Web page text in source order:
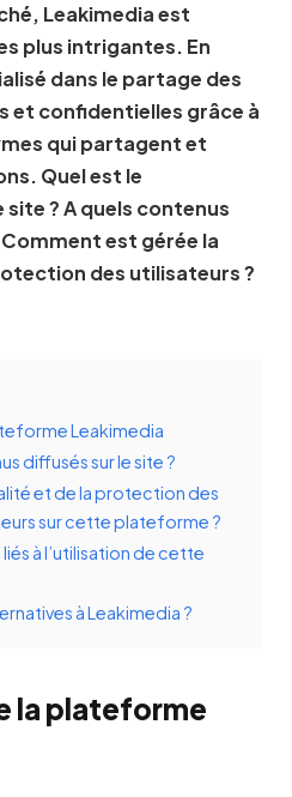
Leakimedia est
plus intrigantes. En
dans le partage des
et confidentielles grâce à
qui partagent et
Quel est le
? A quels contenus
est gérée la
des utilisateurs ?
Leakimedia
diffusés sur le site ?
et de la protection des
sur cette plateforme ?
à l’utilisation de cette
à Leakimedia ?
la plateforme